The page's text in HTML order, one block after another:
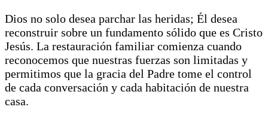
Dios no solo desea parchar las heridas; Él desea
reconstruir sobre un fundamento sólido que es Cristo
Jesús. La restauración familiar comienza cuando
reconocemos que nuestras fuerzas son limitadas y
permitimos que la gracia del Padre tome el control
de cada conversación y cada habitación de nuestra
casa.